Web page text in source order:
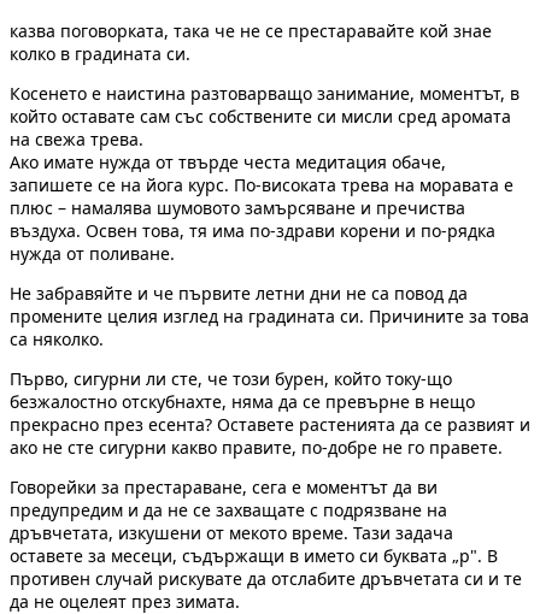
казва поговорката, така че не се престаравайте кой знае
колко в градината си.
Косенето е наистина разтоварващо занимание, моментът, в
който оставате сам със собствените си мисли сред аромата
на свежа трева.
Ако имате нужда от твърде честа медитация обаче,
запишете се на йога курс. По-високата трева на моравата е
плюс – намалява шумовото замърсяване и пречиства
въздуха. Освен това, тя има по-здрави корени и по-рядка
нужда от поливане.
Не забравяйте и че първите летни дни не са повод да
промените целия изглед на градината си. Причините за това
са няколко.
Първо, сигурни ли сте, че този бурен, който току-що
безжалостно отскубнахте, няма да се превърне в нещо
прекрасно през есента? Оставете растенията да се развият и
ако не сте сигурни какво правите, по-добре не го правете.
Говорейки за престараване, сега е моментът да ви
предупредим и да не се захващате с подрязване на
дръвчетата, изкушени от мекото време. Тази задача
оставете за месеци, съдържащи в името си буквата „р". В
противен случай рискувате да отслабите дръвчетата си и те
да не оцелеят през зимата.